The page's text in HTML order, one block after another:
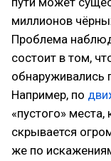
миллионов
Проблема
состоит в том,
обнаруживались
Например, по
«пустого» места,
скрывается
же по